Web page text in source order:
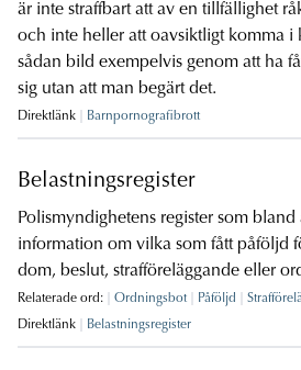
är inte straffbart att av en tillfällighet
och inte heller att oavsiktligt komma i
sådan bild exempelvis genom att ha
sig utan att man begärt det.
Direktlänk Barnpornografibrott
Belastningsregister
Polismyndighetens register som
information om vilka som fått påföljd
dom, beslut, strafföreläggande eller
Relaterade ord: Ordningsbot Påföljd
Direktlänk
Belastningsregister